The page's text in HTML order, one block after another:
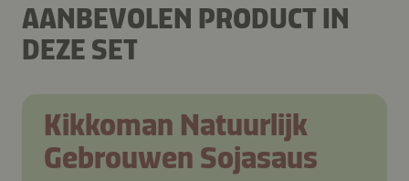
AANBEVOLEN PRODUCT IN
DEZE SET
Kikkoman Natuurlijk
Gebrouwen Sojasaus